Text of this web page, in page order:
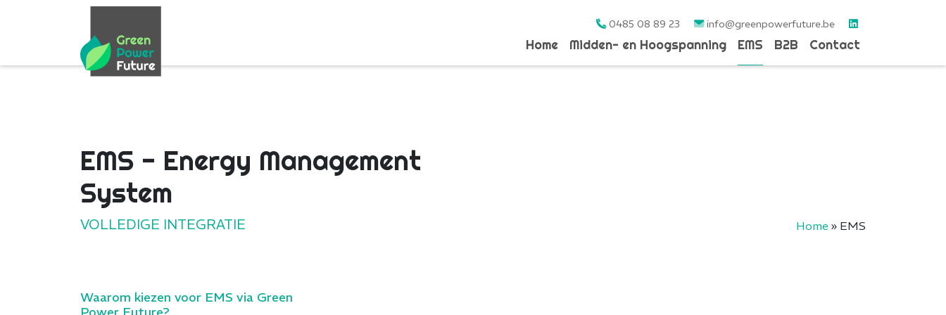
0485 08 89 23 info@greenpowerfuture.be
Home Midden- en Hoogspanning EMS B2B Contact
EMS - Energy Management
System
VOLLEDIGE INTEGRATIE Home » EMS
Waarom kiezen voor EMS via Green